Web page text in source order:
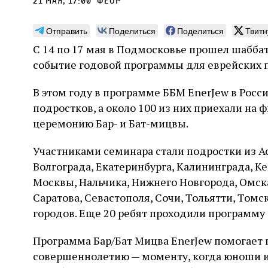
Отправить Поделиться Поделиться
С 14 по 17 мая в Подмосковье прошел
событие годовой программы для еврейских
В этом году в программе ББМ EnerJew в
подростков, а около 100 из них приехали
церемонию Бар- и Бат-мицвы.
Участниками семинара стали подростки из
Волгограда, Екатеринбурга, Калининграда,
Москвы, Нальчика, Нижнего Новгорода,
Саратова, Севастополя, Сочи, Тольятти,
городов. Еще 20 ребят проходили программу
Программа Бар/Бат Мицва EnerJew
совершеннолетию — моменту, когда юноши
неделя, изменившая
судьбу еврейского ишува
Примерно за полторы недели до начала
местам Эрец‑Исраэль. Он посетил, в
частности, Пещеру праотцев и Западную
стену. Он, несомненно, почувствовал
необычайное напряжение и сознательно
отказался приходить к Стене в Тиша бе‑Ав,
чтобы не собирать вокруг себя большое
количество хасидов и жителей города и тем
5 августа Проверено временем
Александр
Ицкович
и
По
тела
день
2